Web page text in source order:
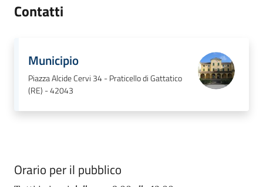
Contatti
Municipio
Piazza Alcide Cervi 34 - Praticello di Gattatico
(RE) - 42043
Orario per il pubblico